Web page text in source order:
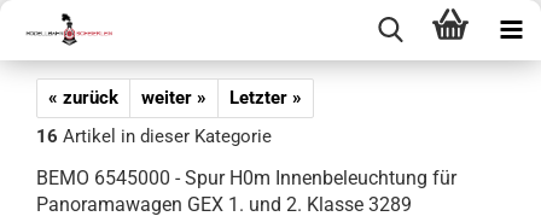
« zurück weiter »
Letzter »
16 Artikel in dieser Kategorie
BEMO 6545000 - Spur H0m Innenbeleuchtung für
Panoramawagen GEX 1. und 2. Klasse 3289